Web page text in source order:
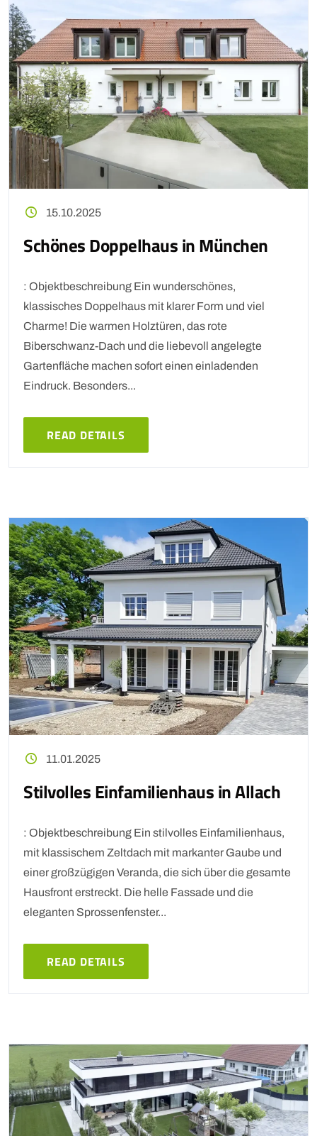
15.10.2025
Schönes Doppelhaus in München
: Objektbeschreibung Ein wunderschönes,
klassisches Doppelhaus mit klarer Form und viel
Charme! Die warmen Holztüren, das rote
Biberschwanz-Dach und die liebevoll angelegte
Gartenfläche machen sofort einen einladenden
Eindruck. Besonders...
READ DETAILS
11.01.2025
Stilvolles Einfamilienhaus in Allach
: Objektbeschreibung Ein stilvolles Einfamilienhaus,
mit klassischem Zeltdach mit markanter Gaube und
einer großzügigen Veranda, die sich über die gesamte
Hausfront erstreckt. Die helle Fassade und die
eleganten Sprossenfenster...
READ DETAILS